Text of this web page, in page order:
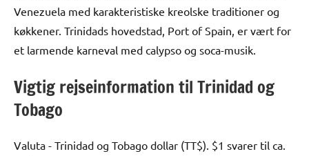
Venezuela med karakteristiske kreolske traditioner og
køkkener. Trinidads hovedstad, Port of Spain, er vært for
et larmende karneval med calypso og soca-musik.
Vigtig rejseinformation til Trinidad og
Tobago
Valuta - Trinidad og Tobago dollar (TT$). $1 svarer til ca.